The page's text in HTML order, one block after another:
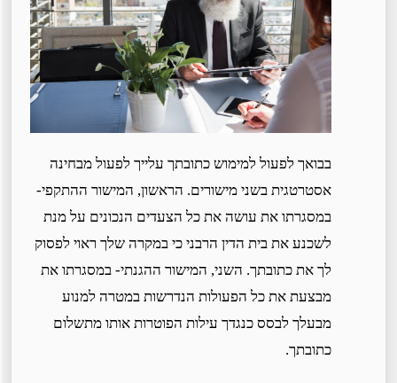
בבואך לפעול למימוש כתובתך עלייך לפעול מבחינה
אסטרטגית בשני מישורים. הראשון, המישור ההתקפי-
במסגרתו את עושה את כל הצעדים הנכונים על מנת
לשכנע את בית הדין הרבני כי במקרה שלך ראוי לפסוק
לך את כתובתך. השני, המישור ההגנתי- במסגרתו את
מבצעת את כל הפעולות הנדרשות במטרה למנוע
מבעלך לבסס כנגדך עילות הפוטרות אותו מתשלום
כתובתך.